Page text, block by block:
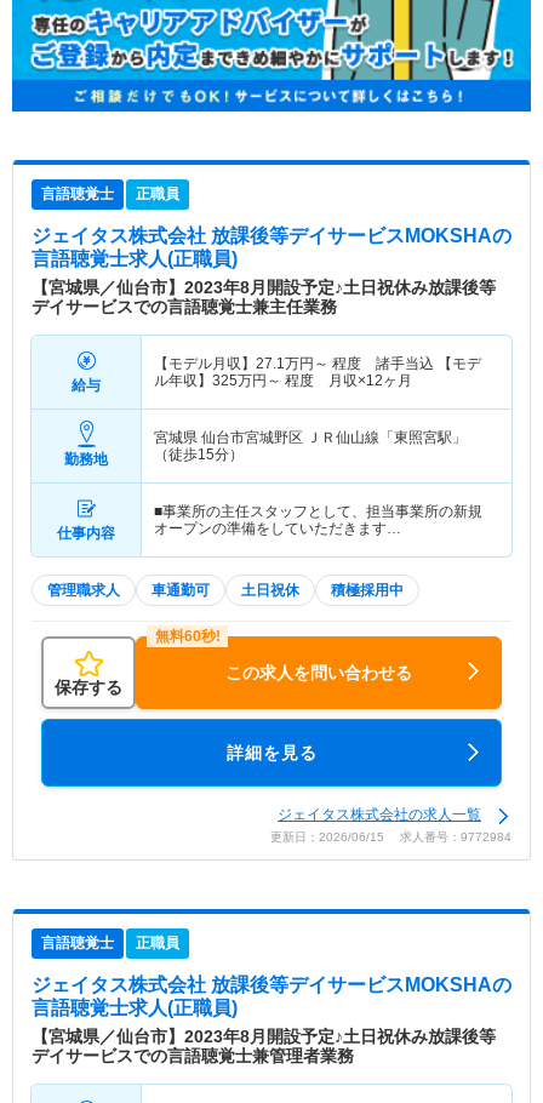
言語聴覚士 正職員
ジェイタス株式会社 放課後等デイサービスMOKSHAの
言語聴覚士求人(正職員)
【宮城県／仙台市】2023年8月開設予定♪土日祝休み放課後等
デイサービスでの言語聴覚士兼主任業務
給与
【モデル月収】 27.1万円～ 程度 諸手当込 【モデ
ル年収】 325万円～ 程度 月収×12ヶ月
勤務地
宮城県 仙台市宮城野区 ＪＲ仙山線「東照宮駅」
（徒歩15分）
仕事内容
■事業所の主任スタッフとして、担当事業所の新規
オープンの準備をしていただきます…
管理職求人 車通勤可 土日祝休 積極採用中
保存する
この求人を問い合わせる
詳細を見る
ジェイタス株式会社の求人一覧
更新日：2026/06/15 求人番号：9772984
言語聴覚士 正職員
ジェイタス株式会社 放課後等デイサービスMOKSHAの
言語聴覚士求人(正職員)
【宮城県／仙台市】2023年8月開設予定♪土日祝休み放課後等
デイサービスでの言語聴覚士兼管理者業務